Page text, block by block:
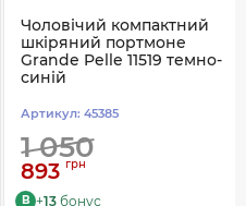
Чоловічий компактний
шкіряний портмоне
Grande Pelle 11519 темно-
синій
Артикул: 45385
1 050
893 грн
B +13 бонус